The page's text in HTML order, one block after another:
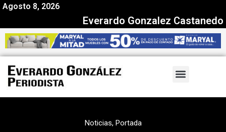
Agosto 8, 2026
Everardo Gonzalez Castanedo
Noticias, Portada